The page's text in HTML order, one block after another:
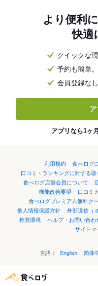
より便利
快適
クイックな
予約も簡単
会員登録な
ア
アプリなら1ヶ
利用規約 食べログ
口コミ・ランキングに対する取
食べログ店舗会員について
機能改善要望
口コミ
食べログプレミアム無料ク
個人情報保護方針
外部送信（
推奨環境
ヘルプ・お問い合わ
サイトマ
言語： English 简体